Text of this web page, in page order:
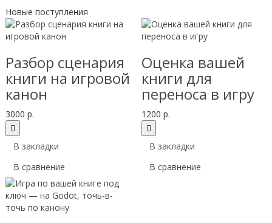
Новые поступления
Разбор сценария
книги на игровой
канон
3000 р.
В закладки
В сравнение
Оценка вашей
книги для
переноса в игру
1200 р.
В закладки
В сравнение